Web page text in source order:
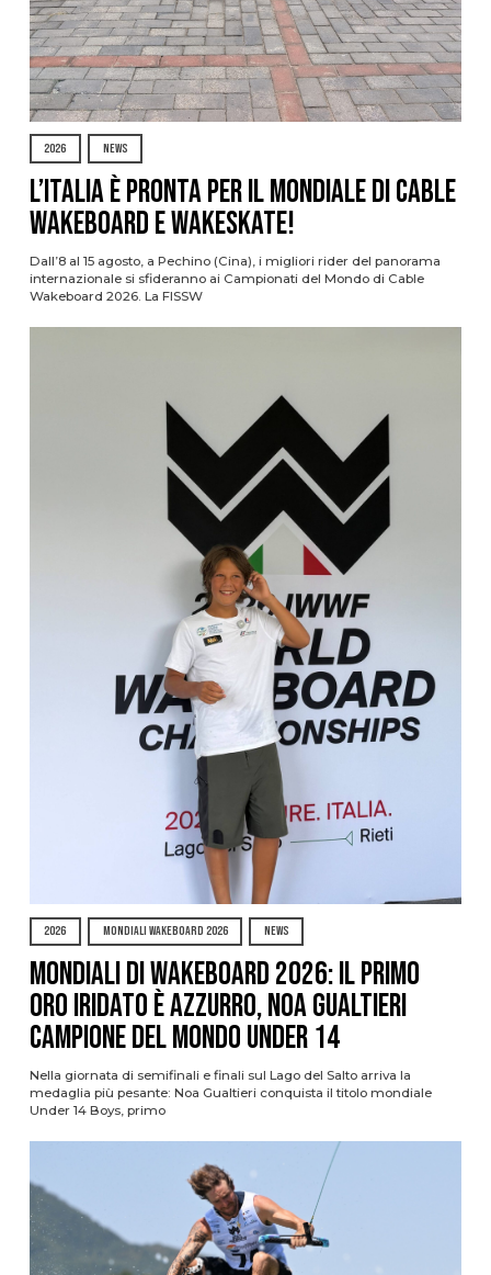
2026 NEWS
L’Italia è pronta per il Mondiale di Cable
Wakeboard e Wakeskate!
Dall’8 al 15 agosto, a Pechino (Cina), i migliori rider del panorama
internazionale si sfideranno ai Campionati del Mondo di Cable
Wakeboard 2026. La FISSW
2026 MONDIALI WAKEBOARD 2026 NEWS
Mondiali di Wakeboard 2026: il primo
oro iridato è azzurro, Noa Gualtieri
campione del mondo Under 14
Nella giornata di semifinali e finali sul Lago del Salto arriva la
medaglia più pesante: Noa Gualtieri conquista il titolo mondiale
Under 14 Boys, primo